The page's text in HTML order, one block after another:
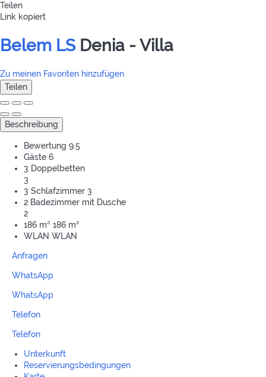
Teilen
Link kopiert
Belem LS Denia -Villa
Zu meinen Favoriten hinzufügen
Teilen
Beschreibung
Bewertung 9.5
Gäste 6
3 Doppelbetten
3
3 Schlafzimmer 3
2 Badezimmer mit Dusche
2
186 m² 186 m²
WLAN WLAN
Anfragen
WhatsApp
WhatsApp
Telefon
Telefon
Unterkunft
Reservierungsbedingungen